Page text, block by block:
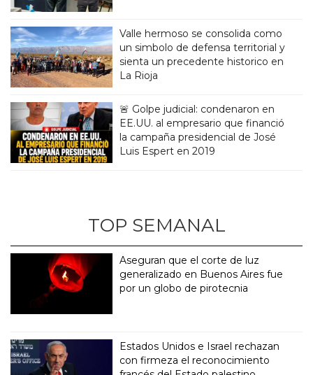
Valle hermoso se consolida como
un simbolo de defensa territorial y
sienta un precedente historico en
La Rioja
🚨 Golpe judicial: condenaron en
EE.UU. al empresario que financió
la campaña presidencial de José
Luis Espert en 2019
TOP SEMANAL
Aseguran que el corte de luz
generalizado en Buenos Aires fue
por un globo de pirotecnia
Estados Unidos e Israel rechazan
con firmeza el reconocimiento